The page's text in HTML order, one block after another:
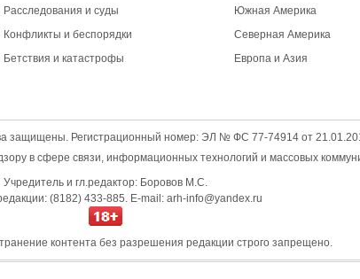
Расследования и суды
Конфликты и беспорядки
Бетствия и катастрофы
Южная Америка
Северная Америка
Европа и Азия
защищены. Регистрационный номер: ЭЛ № ФС 77-74914 от
в сфере связи, информационных технологий и массовых
Учредитель и гл.редактор: Боровов М.С.
(8182) 433-885. E-mail: arh-info@yandex.ru
контента без разрешения редакции строго запрещено.